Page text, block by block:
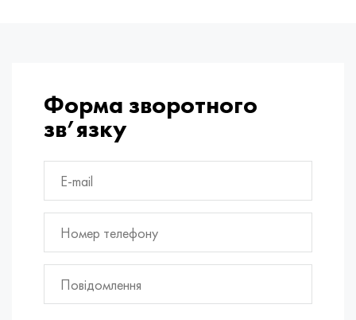
Форма зворотного
зв’язку